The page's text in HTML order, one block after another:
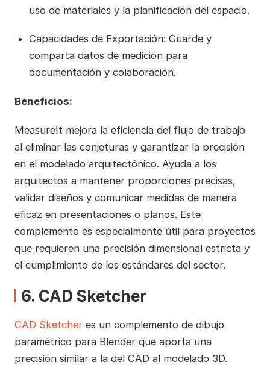
uso de materiales y la planificación del espacio.
Capacidades de Exportación: Guarde y
comparta datos de medición para
documentación y colaboración.
Beneficios:
MeasureIt mejora la eficiencia del flujo de trabajo
al eliminar las conjeturas y garantizar la precisión
en el modelado arquitectónico. Ayuda a los
arquitectos a mantener proporciones precisas,
validar diseños y comunicar medidas de manera
eficaz en presentaciones o planos. Este
complemento es especialmente útil para proyectos
que requieren una precisión dimensional estricta y
el cumplimiento de los estándares del sector.
6. CAD Sketcher
CAD Sketcheres un complemento de dibujo
paramétrico para Blender que aporta una
precisión similar a la del CAD al modelado 3D.